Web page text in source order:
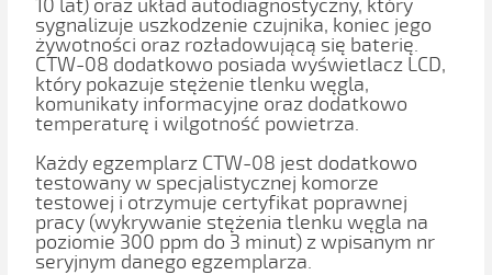
10 lat) oraz układ autodiagnostyczny, który
sygnalizuje uszkodzenie czujnika, koniec jego
żywotności oraz rozładowującą się baterię.
CTW-08 dodatkowo posiada wyświetlacz LCD,
który pokazuje stężenie tlenku węgla,
komunikaty informacyjne oraz dodatkowo
temperaturę i wilgotność powietrza.
Każdy egzemplarz CTW-08 jest dodatkowo
testowany w specjalistycznej komorze
testowej i otrzymuje certyfikat poprawnej
pracy (wykrywanie stężenia tlenku węgla na
poziomie 300 ppm do 3 minut) z wpisanym nr
seryjnym danego egzemplarza.